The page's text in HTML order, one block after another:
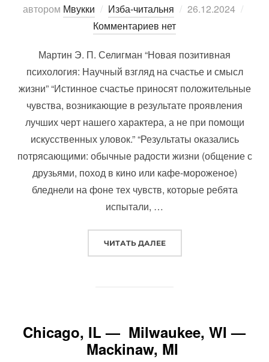
автором Мвукки Изба-читальня Опубликовано
26.12.2024
Комментариев нет
Мартин Э. П. Селигман “Новая позитивная
психология: Научный взгляд на счастье и смысл
жизни” “Истинное счастье приносят положительные
чувства, возникающие в результате проявления
лучших черт нашего характера, а не при помощи
искусственных уловок.” “Результаты оказались
потрясающими: обычные радости жизни (общение с
друзьями, поход в кино или кафе-мороженое)
бледнели на фоне тех чувств, которые ребята
испытали, …
ЧИТАТЬ ДАЛЕЕ«КНИГИ 2024»
Chicago, IL — Milwaukee, WI —
Mackinaw, MI